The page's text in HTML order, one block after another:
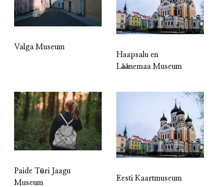
Valga Museum
Haapsalu en
Läänemaa Museum
Paide Türi Jaagu
Museum
Eesti Kaartmuseum